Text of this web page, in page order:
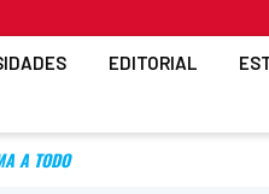
EDITORIAL
A TODO